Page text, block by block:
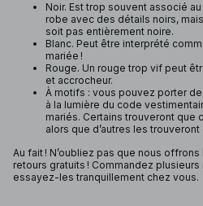
Noir. Est trop souvent associé
robe avec des détails noirs,
soit pas entièrement noire.
Blanc. Peut être interprété
mariée !
Rouge. Un rouge trop vif peut
et accrocheur.
À motifs : vous pouvez porter
à la lumière du code
mariés. Certains trouveront
alors que d’autres les trouveront
Au fait ! N’oubliez pas que nous
retours gratuits ! Commandez
essayez-les tranquillement chez vous.